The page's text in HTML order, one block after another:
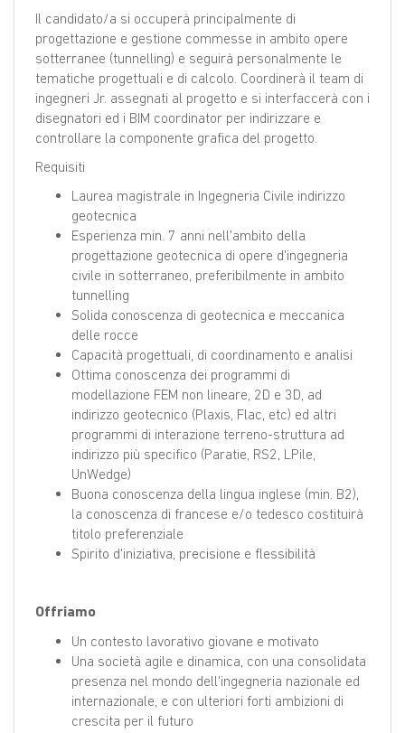
Il candidato/a si occuperà principalmente di
progettazione e gestione commesse in ambito opere
sotterranee (tunnelling) e seguirà personalmente le
tematiche progettuali e di calcolo. Coordinerà il team di
ingegneri Jr. assegnati al progetto e si interfaccerà con i
disegnatori ed i BIM coordinator per indirizzare e
controllare la componente grafica del progetto.
Requisiti
Laurea magistrale in Ingegneria Civile indirizzo
geotecnica
Esperienza min. 7 anni nell'ambito della
progettazione geotecnica di opere d'ingegneria
civile in sotterraneo, preferibilmente in ambito
tunnelling
Solida conoscenza di geotecnica e meccanica
delle rocce
Capacità progettuali, di coordinamento e analisi
Ottima conoscenza dei programmi di
modellazione FEM non lineare, 2D e 3D, ad
indirizzo geotecnico (Plaxis, Flac, etc) ed altri
programmi di interazione terreno-struttura ad
indirizzo più specifico (Paratie, RS2, LPile,
UnWedge)
Buona conoscenza della lingua inglese (min. B2),
la conoscenza di francese e/o tedesco costituirà
titolo preferenziale
Spirito d'iniziativa, precisione e flessibilità
Offriamo
Un contesto lavorativo giovane e motivato
Una società agile e dinamica, con una consolidata
presenza nel mondo dell'ingegneria nazionale ed
internazionale, e con ulteriori forti ambizioni di
crescita per il futuro